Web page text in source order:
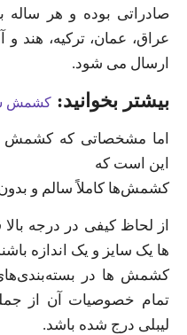
صادراتی بوده و هر
عراق، عمان، ترکیه، هند و
ارسال می‌ شود.
بیشتر بخوانید: کشمش
اما مشخصاتی که کشمش
این است که
کشمش‌ها کاملاً سالم و
از لحاظ کیفی در درجه
ها یک سایز و یک اندازه
کشمش ها در
تمام خصوصیات آن از
لیبلی درج شده باشد.